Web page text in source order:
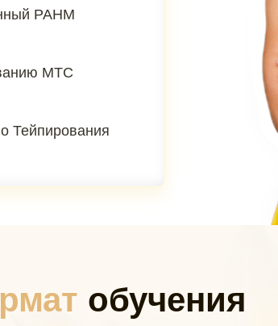
РАНМ
МТС
Тейпирования
обучения